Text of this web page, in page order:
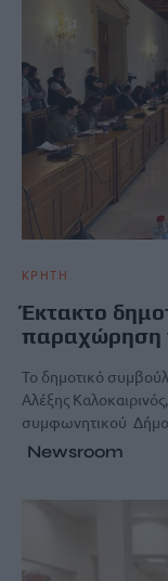
ΚΡΗΤΗ
Έκτακτο
παραχώρηση
Το δημοτικό
Αλέξης
συμφωνητικού
Newsroom